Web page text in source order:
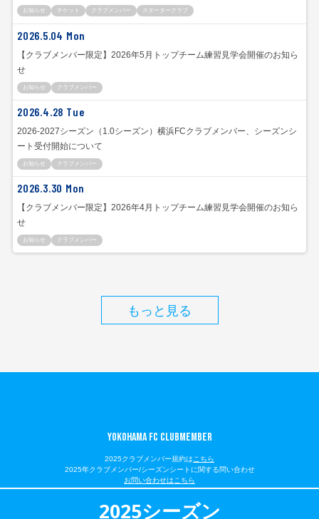
お知らせ チケット クラブメンバー スタータークラブ
2026.5.04 Mon
【クラブメンバー限定】2026年5月トップチーム練習見学会開催のお知ら
せ
お知らせ クラブメンバー
2026.4.28 Tue
2026‐2027シーズン（1.0シーズン）横浜FCクラブメンバー、シーズンシ
ート受付開始について
お知らせ クラブメンバー
2026.3.30 Mon
【クラブメンバー限定】2026年4月トップチーム練習見学会開催のお知ら
せ
お知らせ クラブメンバー
もっと見る
YOKOHAMA FC CLUBMEMBER
2025クラブメンバー規約は こちら
2025年クラブメンバー/シーズンシートに関する問い合わせ
お問い合わせはこちら
2025シーズン